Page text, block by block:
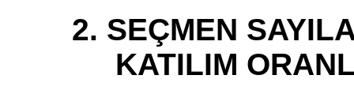
2. SEÇMEN
KATILIM